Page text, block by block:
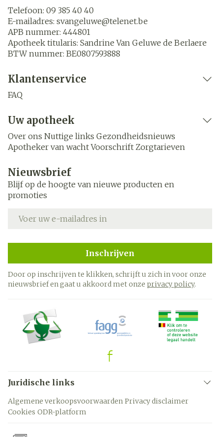
Telefoon: 09 385 40 40
E-mailadres: svangeluwe@telenet.be
APB nummer: 444801
Apotheek titularis: Sandrine Van Geluwe de Berlaere
BTW nummer: BE0807593888
Klantenservice
FAQ
Uw apotheek
Over ons Nuttige links Gezondheidsnieuws
Apotheker van wacht Voorschrift Zorgtarieven
Nieuwsbrief
Blijf op de hoogte van nieuwe producten en
promoties
Inschrijven
Door op inschrijven te klikken, schrijft u zich in voor onze
nieuwsbrief en gaat u akkoord met onze privacy policy.
Juridische links
Algemene verkoopsvoorwaarden Privacy disclaimer
Cookies ODR-platform